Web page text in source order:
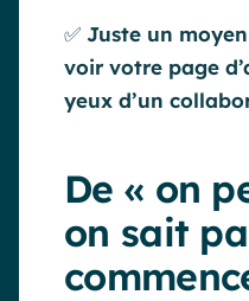
✅ Juste un
voir votre page
yeux d’un
De « on
on sait